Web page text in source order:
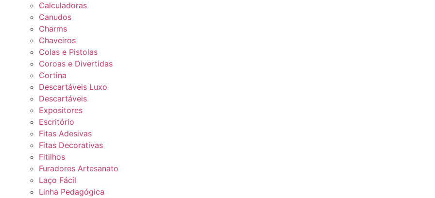
Calculadoras
Canudos
Charms
Chaveiros
Colas e Pistolas
Coroas e Divertidas
Cortina
Descartáveis Luxo
Descartáveis
Expositores
Escritório
Fitas Adesivas
Fitas Decorativas
Fitilhos
Furadores Artesanato
Laço Fácil
Linha Pedagógica